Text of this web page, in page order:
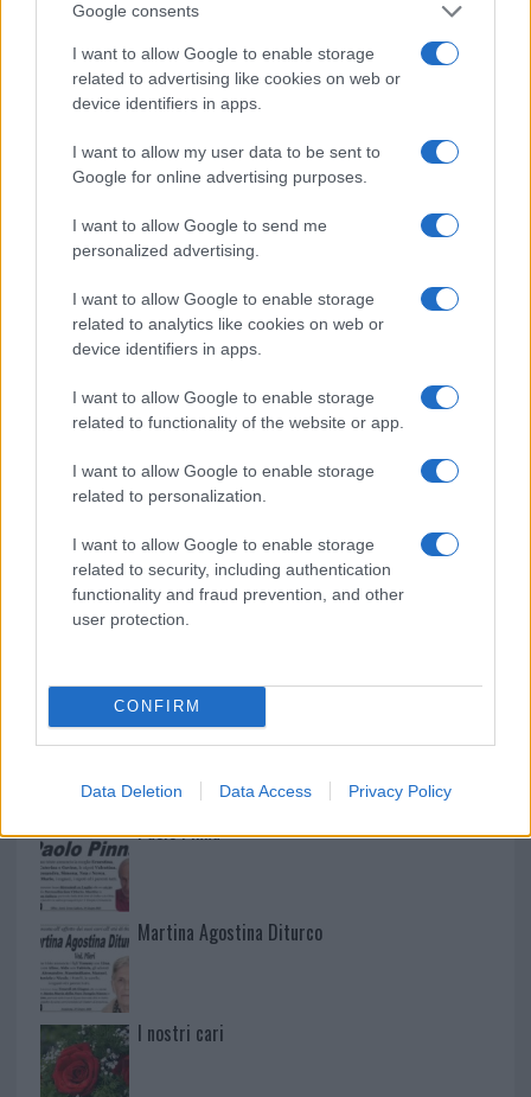
Google consents
I want to allow Google to enable storage
related to advertising like cookies on web or
device identifiers in apps.
I want to allow my user data to be sent to
Google for online advertising purposes.
I want to allow Google to send me
personalized advertising.
I want to allow Google to enable storage
related to analytics like cookies on web or
device identifiers in apps.
I want to allow Google to enable storage
related to functionality of the website or app.
I want to allow Google to enable storage
related to personalization.
I want to allow Google to enable storage
related to security, including authentication
functionality and fraud prevention, and other
user protection.
CONFIRM
Data Deletion Data Access Privacy Policy
Incendi in Gallura, devastati un chiosco e due
furgoni: le indagini
“Poker letterario”
È scontro tra Misericordia e Comune di Santa
Teresa Gallura
Controlli rafforzati in Costa Smeralda, 20
arresti e 135 denunce
Mario Malu
Paolo Pinna
Martina Agostina Diturco
I nostri cari